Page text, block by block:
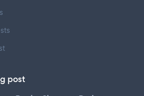
post